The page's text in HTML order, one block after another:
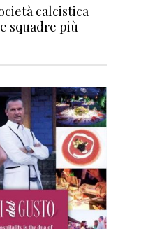
calcistica
squadre più